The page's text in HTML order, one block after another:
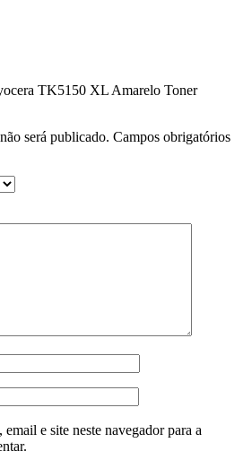
TK5150 XL Amarelo Toner
será publicado. Campos obrigatórios
e site neste navegador para a